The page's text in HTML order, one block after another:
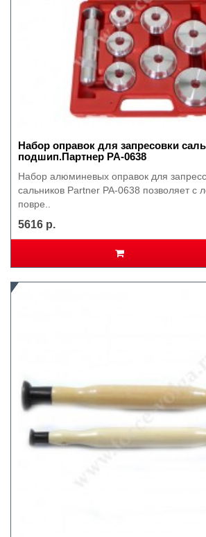
Набор оправок для запресовки
подшип.Партнер РА-0638
Набор алюминевых оправок для
сальников Partner PA-0638 позволяет с
повре..
5616 р.